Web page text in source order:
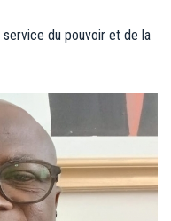
service du pouvoir et de la